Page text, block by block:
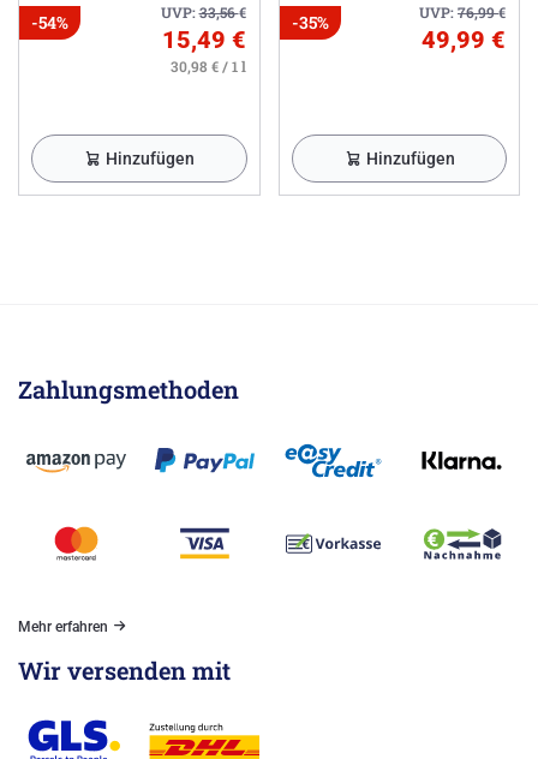
UVP:33,56€
-54%
15,49 €
30,98 € / 1 l
Hinzufügen
UVP:76,99€
-35%
49,99 €
Hinzufügen
Zahlungsmethoden
Mehr erfahren
Wir versenden mit